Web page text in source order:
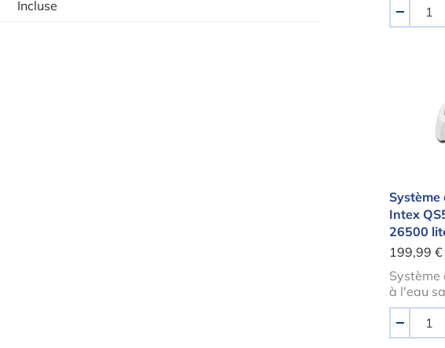
Incluse Quantité
Système
Intex
26500
199,99 €
Système
à l'eau
Quantité